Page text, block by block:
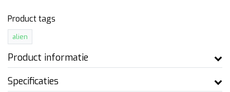
Product tags
alien
Product informatie
Specificaties